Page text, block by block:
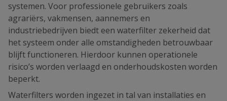
systemen. Voor professionele gebruikers zoals
agrariërs, vakmensen, aannemers en
industriebedrijven biedt een waterfilter zekerheid dat
het systeem onder alle omstandigheden betrouwbaar
blijft functioneren. Hierdoor kunnen operationele
risico’s worden verlaagd en onderhoudskosten worden
beperkt.
Waterfilters worden ingezet in tal van installaties en